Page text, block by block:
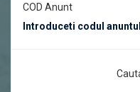
COD Anunt